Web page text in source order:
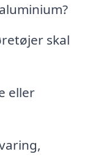
skal
eller